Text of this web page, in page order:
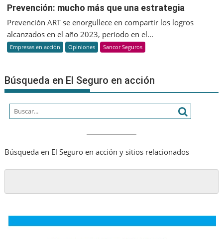
Prevención: mucho más que una estrategia
Prevención ART se enorgullece en compartir los logros
alcanzados en el año 2023, período en el...
Empresas en acción Opiniones Sancor Seguros
Búsqueda en El Seguro en acción
Búsqueda en El Seguro en acción y sitios relacionados